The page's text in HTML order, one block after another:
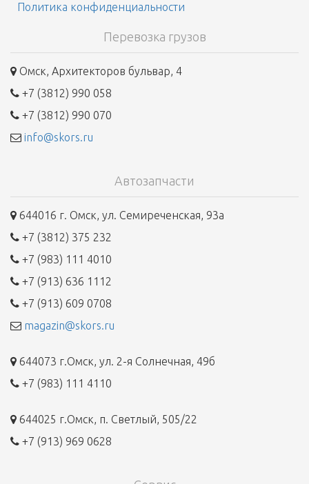
Политика конфиденциальности
Перевозка грузов
Омск, Архитекторов бульвар, 4
+7 (3812) 990 058
+7 (3812) 990 070
info@skors.ru
Автозапчасти
644016 г. Омск, ул. Семиреченская, 93а
+7 (3812) 375 232
+7 (983) 111 4010
+7 (913) 636 1112
+7 (913) 609 0708
magazin@skors.ru
644073 г.Омск, ул. 2-я Солнечная, 49б
+7 (983) 111 4110
644025 г.Омск, п. Светлый, 505/22
+7 (913) 969 0628